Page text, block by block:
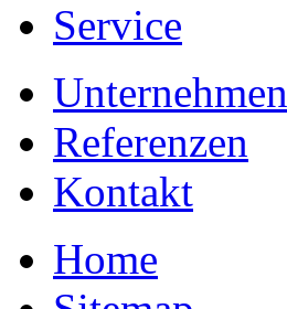
Service
Unternehmen
Referenzen
Kontakt
Home